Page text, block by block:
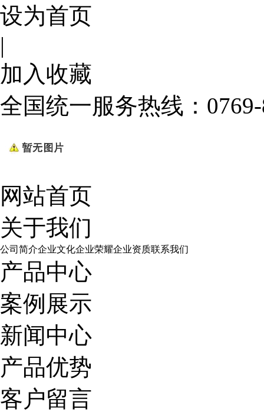
设为首页
|
加入收藏
全国统一服务热线：
网站首页
关于我们
公司简介企业文化企业荣耀企业资质联系我们
产品中心
案例展示
新闻中心
产品优势
客户留言